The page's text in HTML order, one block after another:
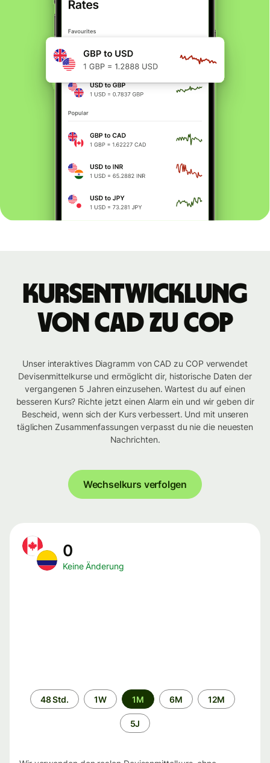
Kursentwicklung
von CAD zu COP
Unser interaktives Diagramm von CAD zu COP verwendet
Devisenmittelkurse und ermöglicht dir, historische Daten der
vergangenen 5 Jahren einzusehen. Wartest du auf einen
besseren Kurs? Richte jetzt einen Alarm ein und wir geben dir
Bescheid, wenn sich der Kurs verbessert. Und mit unseren
täglichen Zusammenfassungen verpasst du nie die neuesten
Nachrichten.
Wechselkurs verfolgen
0
Keine Änderung
Zeitraum
48 Std. 1W 1M 6M 12M
5J